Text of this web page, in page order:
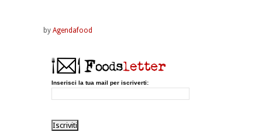
by Agendafood
Inserisci la tua mail per iscriverti: